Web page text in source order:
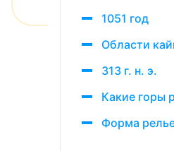
1051 год
Области
313 г. н. э.
Какие горы
Форма